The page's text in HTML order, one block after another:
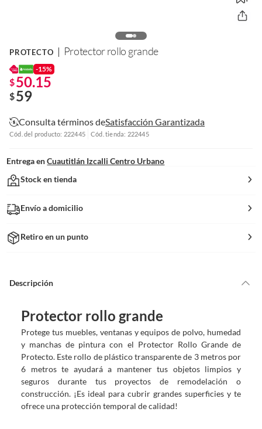
PROTECTO Protector rollo grande
-15%
$50.15
$59
Consulta términos deSatisfacción Garantizada
Cód. del producto: 222445 Cód. tienda: 222445
Entrega en Cuautitlán Izcalli Centro Urbano
Stock en tienda
Envío a domicilio
Retiro en un punto
Descripción
Protector rollo grande
Protege tus muebles, ventanas y equipos de polvo, humedad
y manchas de pintura con el Protector Rollo Grande de
Protecto. Este rollo de plástico transparente de 3 metros por
6 metros te ayudará a mantener tus objetos limpios y
seguros durante tus proyectos de remodelación o
construcción. ¡Es ideal para cubrir grandes superficies y te
ofrece una protección temporal de calidad!